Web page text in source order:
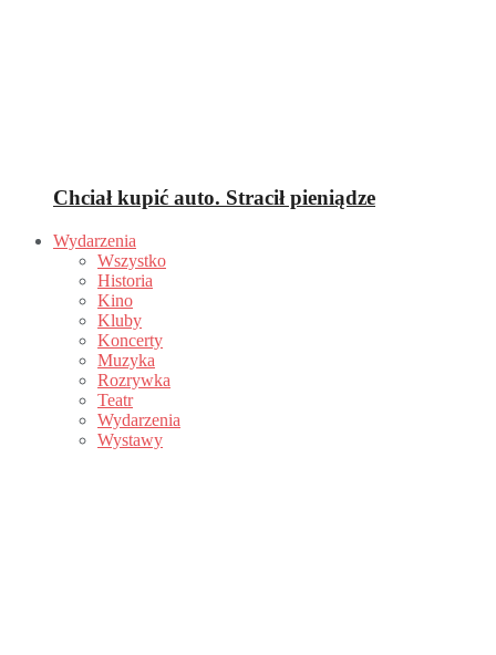
Chciał kupić auto. Stracił pieniądze
Wydarzenia
Wszystko
Historia
Kino
Kluby
Koncerty
Muzyka
Rozrywka
Teatr
Wydarzenia
Wystawy